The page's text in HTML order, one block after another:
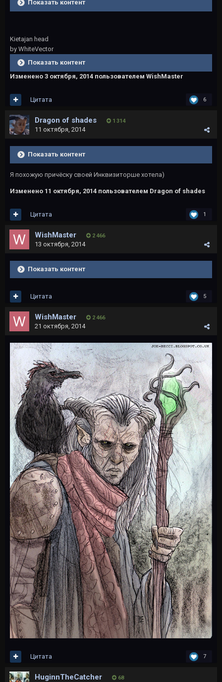
Показать контент
Kietajan head
by WhiteVector
Показать контент
Изменено 3 октября, 2014 пользователем WishMaster
6
Цитата
Dragon of shades 1 314
11 октября, 2014
Показать контент
Я похожую причёску своей Инквизиторше хотела)
Изменено 11 октября, 2014 пользователем Dragon of shades
1
Цитата
WishMaster 2 466
13 октября, 2014
Показать контент
5
Цитата
WishMaster 2 466
21 октября, 2014
7
Цитата
HuginnTheCatcher 68